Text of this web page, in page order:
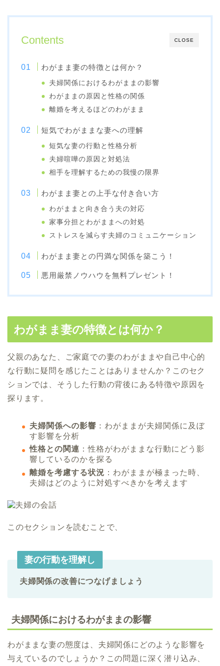
CLOSE
Contents
わがまま妻の特徴とは何か？
夫婦関係におけるわがままの影響
わがままの原因と性格の関係
離婚を考えるほどのわがまま
短気でわがままな妻への理解
短気な妻の行動と性格分析
夫婦喧嘩の原因と対処法
相手を理解するための我慢の限界
わがまま妻との上手な付き合い方
わがままと向き合う夫の対応
家事分担とわがままへの対処
ストレスを減らす夫婦のコミュニケーション
わがまま妻との円満な関係を築こう！
悪用厳禁ノウハウを無料プレゼント！
わがまま妻の特徴とは何か？
父親のあなた、ご家庭での妻のわがままや自己中心的
な行動に疑問を感じたことはありませんか？このセク
ションでは、そうした行動の背後にある特徴や原因を
探ります。
夫婦関係への影響 ：わがままが夫婦関係に及ぼ
す影響を分析
性格との関連 ：性格がわがままな行動にどう影
響しているのかを探る
離婚を考慮する状況 ：わがままが極まった時、
夫婦はどのように対処すべきかを考えます
このセクションを読むことで、
妻の行動を理解し
夫婦関係の改善につなげましょう
夫婦関係におけるわがままの影響
わがままな妻の態度は、夫婦関係にどのような影響を
与えているのでしょうか？この問題に深く潜り込み、